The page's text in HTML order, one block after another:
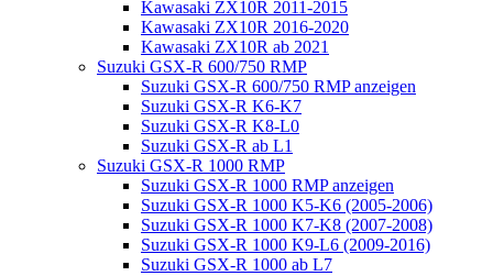
Kawasaki ZX10R 2011-2015
Kawasaki ZX10R 2016-2020
Kawasaki ZX10R ab 2021
Suzuki GSX-R 600/750 RMP
Suzuki GSX-R 600/750 RMP anzeigen
Suzuki GSX-R K6-K7
Suzuki GSX-R K8-L0
Suzuki GSX-R ab L1
Suzuki GSX-R 1000 RMP
Suzuki GSX-R 1000 RMP anzeigen
Suzuki GSX-R 1000 K5-K6 (2005-2006)
Suzuki GSX-R 1000 K7-K8 (2007-2008)
Suzuki GSX-R 1000 K9-L6 (2009-2016)
Suzuki GSX-R 1000 ab L7